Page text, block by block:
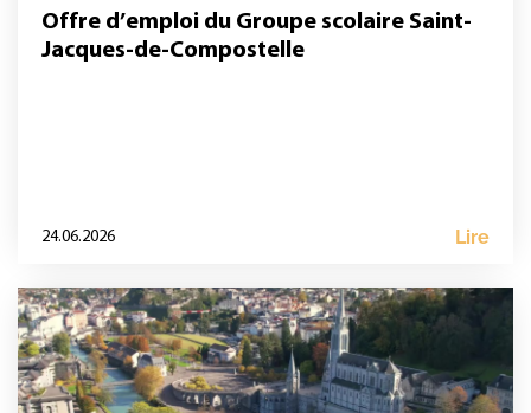
Offre d’emploi du Groupe scolaire Saint-
Jacques-de-Compostelle
24.06.2026 Lire